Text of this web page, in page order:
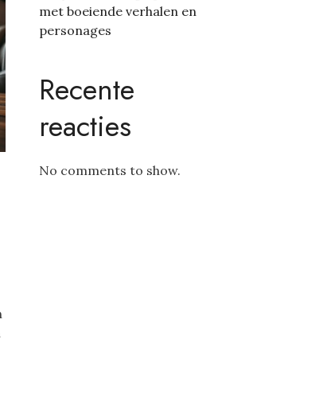
met boeiende verhalen en
personages
Recente
reacties
No comments to show.